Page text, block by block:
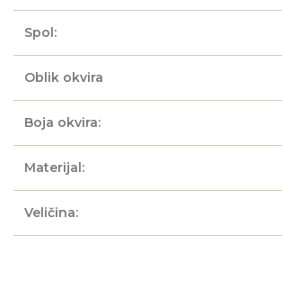
Spol:
Oblik okvira
Boja okvira:
Materijal:
Veličina: